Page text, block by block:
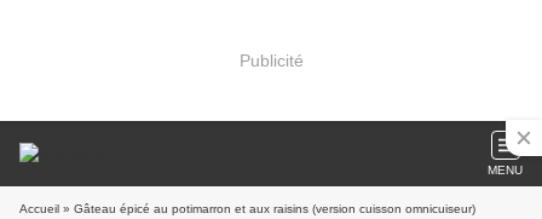
Publicité
MENU
Accueil » Gâteau épicé au potimarron et aux raisins (version cuisson omnicuiseur)